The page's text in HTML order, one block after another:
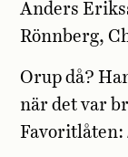
Anders
Rönnberg,
Orup då?
när det var
Favoritlåten: